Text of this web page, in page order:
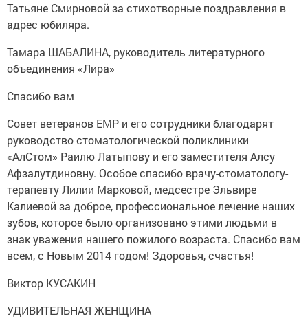
Татьяне Смирновой за стихотворные поздравления в
адрес юбиляра.
Тамара ШАБАЛИНА, руководитель литературного
объединения «Лира»
Спасибо вам
Совет ветеранов ЕМР и его сотрудники благодарят
руководство стоматологической поликлиники
«АлСтом» Раилю Латыпову и его заместителя Алсу
Афзалутдиновну. Особое спасибо врачу-стоматологу-
терапевту Лилии Марковой, медсестре Эльвире
Калиевой за доброе, профессиональное лечение наших
зубов, которое было организовано этими людьми в
знак уважения нашего пожилого возраста. Спасибо вам
всем, с Новым 2014 годом! Здоровья, счастья!
Виктор КУСАКИН
УДИВИТЕЛЬНАЯ ЖЕНЩИНА